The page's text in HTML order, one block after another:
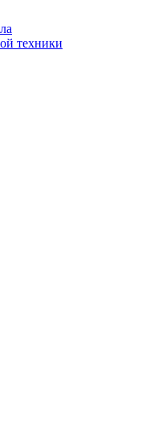
техники